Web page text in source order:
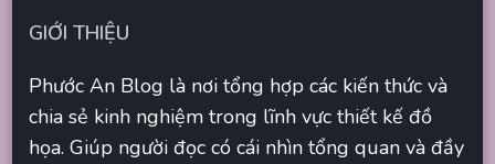
GIỚI THIỆU
Phước An Blog là nơi tổng hợp các kiến thức và
chia sẻ kinh nghiệm trong lĩnh vực thiết kế đồ
họa. Giúp người đọc có cái nhìn tổng quan và đầy